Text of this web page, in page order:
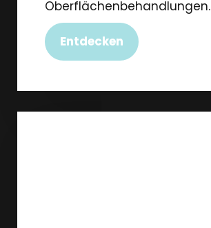
Oberflächenbehandlungen.
Entdecken